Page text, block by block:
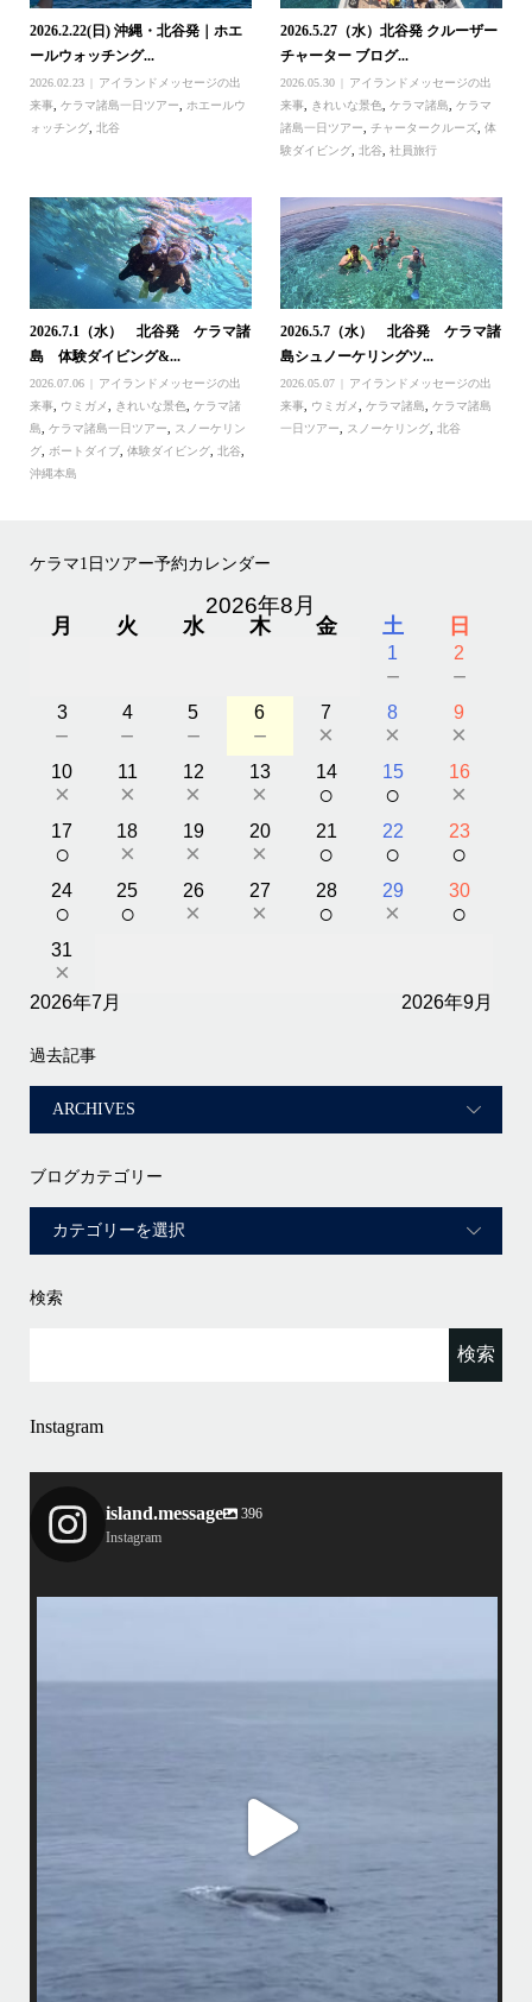
2026.2.22(日) 沖縄・北谷発｜ホエ
ールウォッチング...
2026.02.23
アイランドメッセージの出
来事, ケラマ諸島一日ツアー, ホエールウ
ォッチング, 北谷
2026.5.27（水）北谷発 クルーザー
チャーター ブログ...
2026.05.30
アイランドメッセージの出
来事, きれいな景色,ケラマ諸島,ケラマ
諸島一日ツアー,チャータークルーズ,体
験ダイビング,北谷,社員旅行
2026.7.1（水） 北谷発 ケラマ諸
島 体験ダイビング&...
2026.07.06
アイランドメッセージの出
来事, ウミガメ きれいな景色
ケラマ諸
島
ケラマ諸島一日ツアー
スノーケリン
グ, ボートダイブ, 体験ダイビング, 北谷,
沖縄本島
2026.5.7（水） 北谷発 ケラマ諸
島シュノーケリングツ...
2026.05.07
アイランドメッセージの出
来事
ウミガメ ,ケラマ諸島 ,ケラマ諸島
一日ツアー
スノーケリング ,北谷
ケラマ1日ツアー予約カレンダー
2026年8月
月 火 水 木 金 土 日
1
－
2
－
3
－
4
－
5
－
6
－
7
×
8
×
9
×
10
×
11
×
12
×
13
×
14
○
15
○
16
×
17
○
18
×
19
×
20
×
21
○
22
○
23
○
24
○
25
○
26
×
27
×
28
○
29
×
30
○
31
×
2026年7月 2026年9月
過去記事
ブログカテゴリー
検索
Instagram
island.message
396
Instagram
から情報を頂き無事に親子クジラを観察する事ができました
小雨降りしきる中でしたが海は凪で、産まれて間も無い子クジラと母ク
ジラが寄り添って泳ぐ光景は神秘的でしたよ〜
...
4月 7